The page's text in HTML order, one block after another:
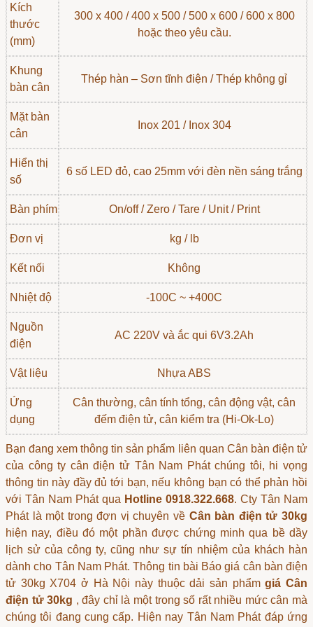
Kích
thước
(mm)
300 x 400 / 400 x 500 / 500 x 600 / 600 x 800
hoặc theo yêu cầu.
Khung
bàn cân
Thép hàn – Sơn tĩnh điện / Thép không gỉ
Mặt bàn
cân
Inox 201 / Inox 304
Hiển thị
số
6 số LED đỏ, cao 25mm với đèn nền sáng trắng
Bàn phím On/off / Zero / Tare / Unit / Print
Đơn vị kg / lb
Kết nối Không
Nhiệt độ -100C ~ +400C
Nguồn
điện
AC 220V và ắc qui 6V3.2Ah
Vật liệu Nhựa ABS
Ứng
dụng
Cân thường, cân tính tổng, cân động vật, cân
đếm điện tử, cân kiểm tra (Hi-Ok-Lo)
Bạn đang xem thông tin sản phẩm liên quan Cân bàn điện tử
của công ty cân điện tử Tân Nam Phát chúng tôi, hi vọng
thông tin này đầy đủ tới bạn, nếu không bạn có thể phản hồi
với Tân Nam Phát qua Hotline 0918.322.668. Cty Tân Nam
Phát là một trong đợn vị chuyên về Cân bàn điện tử 30kg
hiện nay, điều đó một phần được chứng minh qua bề dầy
lịch sử của công ty, cũng như sự tín nhiệm của khách hàn
dành cho Tân Nam Phát. Thông tin bài Báo giá cân bàn điện
tử 30kg X704 ở Hà Nội này thuộc dải sản phẩmgiá Cân
điện tử 30kg , đây chỉ là một trong số rất nhiều mức cân mà
chúng tôi đang cung cấp. Hiện nay Tân Nam Phát đáp ứng